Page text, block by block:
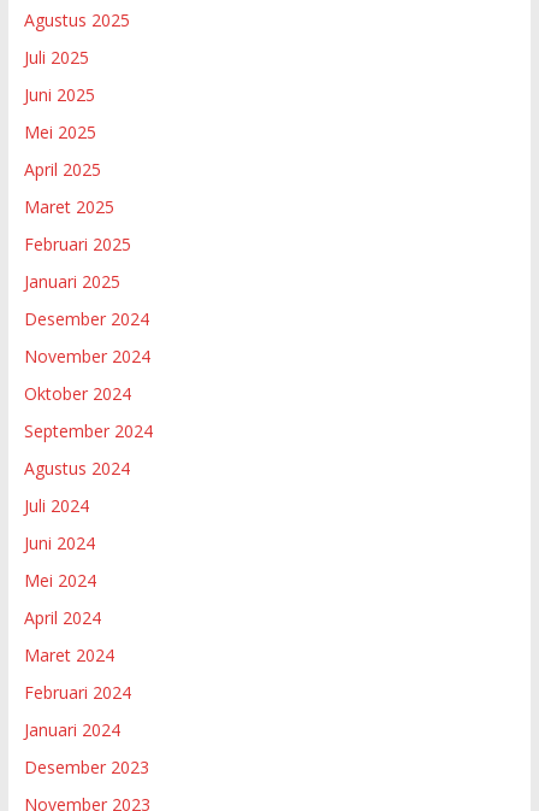
Agustus 2025
Juli 2025
Juni 2025
Mei 2025
April 2025
Maret 2025
Februari 2025
Januari 2025
Desember 2024
November 2024
Oktober 2024
September 2024
Agustus 2024
Juli 2024
Juni 2024
Mei 2024
April 2024
Maret 2024
Februari 2024
Januari 2024
Desember 2023
November 2023